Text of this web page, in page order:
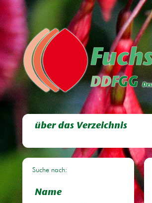
über das Verzeichnis
Suche nach:
Name